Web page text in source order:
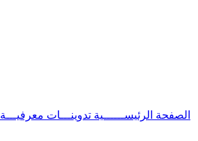
الصفحة الرئيســــــية تدوينـــات معرفيـــة